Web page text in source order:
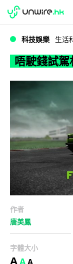
唔駛
WWDC 2026
科技娛樂 生活
唔駛錢試
作者
唐美鳳
字體大小
A